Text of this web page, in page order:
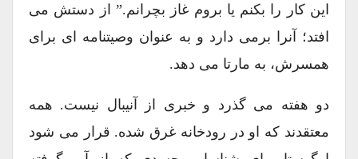
این کار را بکنم یا بروم غاز بچرانم.” از دستش می
افتد؛ آنرا برمی دارد و به عنوان وصیتنامه ای برای
همسرش، به مارتا می دهد.
دو هفته می گذرد و خبری از آنیبال نیست. همه
معتقدند که او در رودخانه غرق شده. قرار می شود